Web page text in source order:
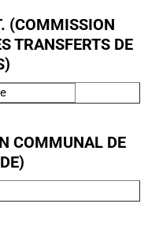
(COMMISSION
TRANSFERTS DE
COMMUNAL DE